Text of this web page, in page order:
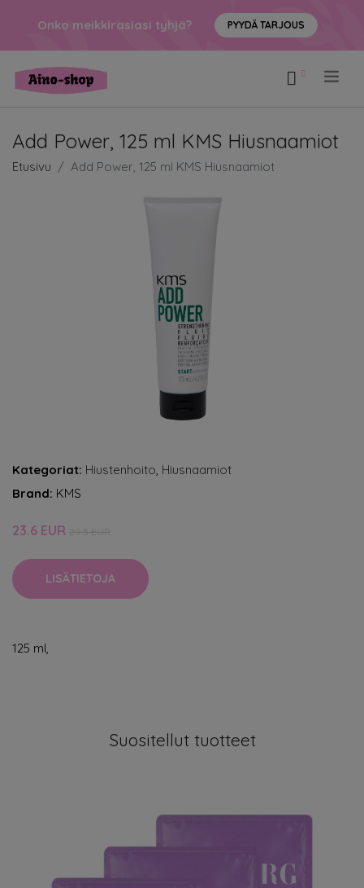
Onko meikkirasiasi tyhjä? PYYDÄ TARJOUS
Add Power, 125 ml KMS Hiusnaamiot
Etusivu Add Power, 125 ml KMS Hiusnaamiot
Kategoriat: Hiustenhoito Hiusnaamiot
Brand: KMS
23.6 EUR
LISÄTIETOJA
125 ml,
Suositellut tuotteet